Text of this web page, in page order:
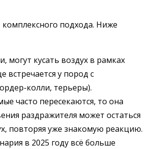
комплексного подхода. Ниже
могут кусать воздух в рамках
встречается у пород с
колли, терьеры).
часто пересекаются, то она
раздражителя может остаться
повторяя уже знакомую реакцию.
в 2025 году всё больше